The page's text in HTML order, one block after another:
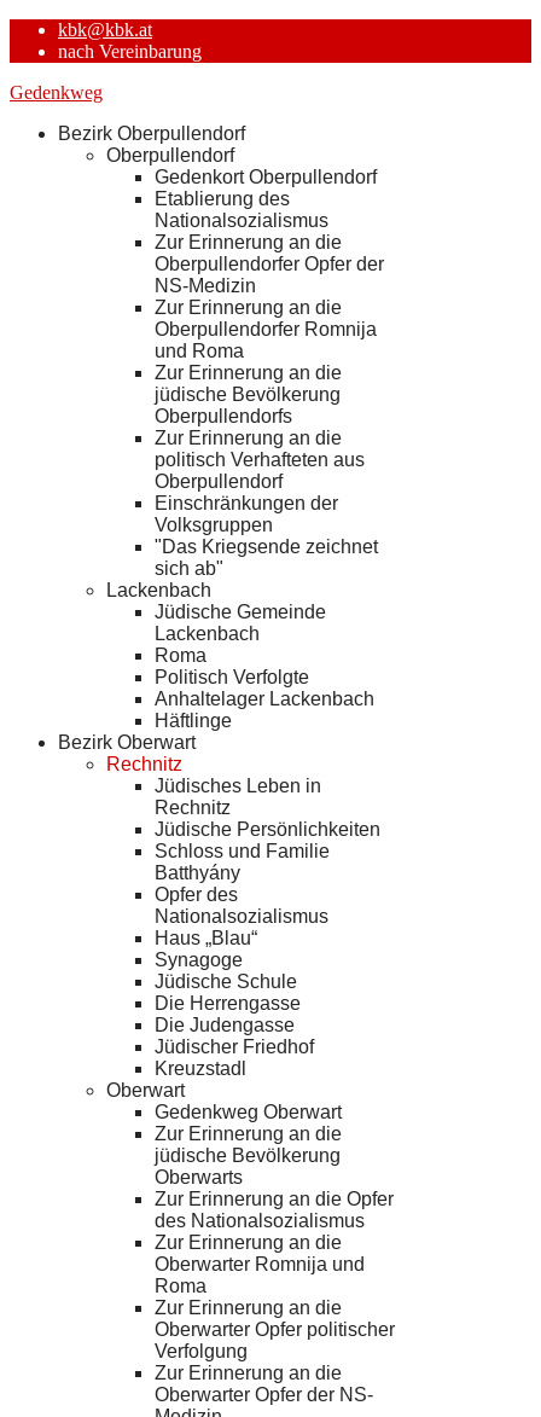
kbk@kbk.at
nach Vereinbarung
Gedenkweg
Bezirk Oberpullendorf
Oberpullendorf
Gedenkort Oberpullendorf
Etablierung des
Nationalsozialismus
Zur Erinnerung an die
Oberpullendorfer Opfer der
NS-Medizin
Zur Erinnerung an die
Oberpullendorfer Romnija
und Roma
Zur Erinnerung an die
jüdische Bevölkerung
Oberpullendorfs
Zur Erinnerung an die
politisch Verhafteten aus
Oberpullendorf
Einschränkungen der
Volksgruppen
"Das Kriegsende zeichnet
sich ab"
Lackenbach
Jüdische Gemeinde
Lackenbach
Roma
Politisch Verfolgte
Anhaltelager Lackenbach
Häftlinge
Bezirk Oberwart
Rechnitz
Jüdisches Leben in
Rechnitz
Jüdische Persönlichkeiten
Schloss und Familie
Batthyány
Opfer des
Nationalsozialismus
Haus „Blau“
Synagoge
Jüdische Schule
Die Herrengasse
Die Judengasse
Jüdischer Friedhof
Kreuzstadl
Oberwart
Gedenkweg Oberwart
Zur Erinnerung an die
jüdische Bevölkerung
Oberwarts
Zur Erinnerung an die Opfer
des Nationalsozialismus
Zur Erinnerung an die
Oberwarter Romnija und
Roma
Zur Erinnerung an die
Oberwarter Opfer politischer
Verfolgung
Zur Erinnerung an die
Oberwarter Opfer der NS-